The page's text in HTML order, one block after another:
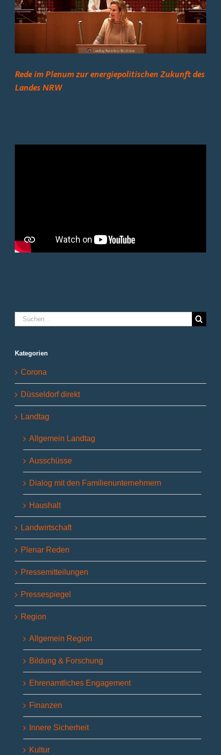
Bild
Rede im Plenum zur energiepolitischen Zukunft des
Landes NRW
Suche
nach:
Kategorien
Corona
Düsseldorf direkt
Landtag
Allgemein Landtag
Ausschüsse
Dialog mit den Familienunternehmern
Haushalt
Landwirtschaft
Plenar Reden
Pressemitteilungen
Pressespiegel
Region
Allgemein Region
Bildung & Forschung
Ehrenamtliches Engagement
Finanzen
Innere Sicherheit
Kultur